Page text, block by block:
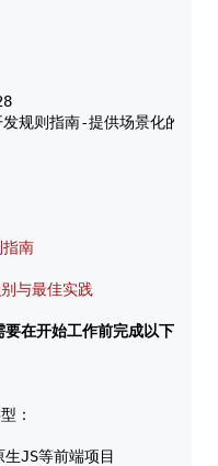
则指南-提供场景化的最
指南
与最佳实践
在开始工作前完成以下步骤
型：
JS等前端项目